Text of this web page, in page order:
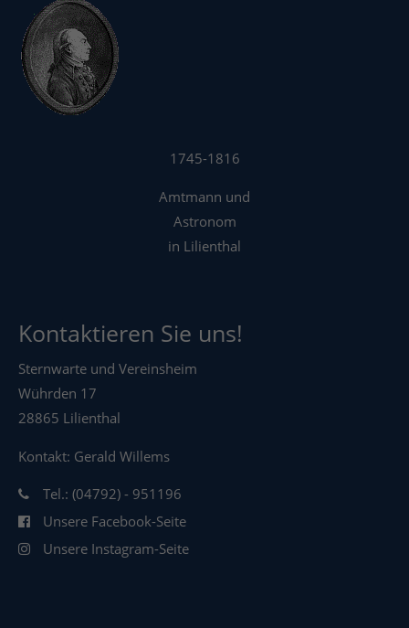
1745-1816
Amtmann und
Astronom
in Lilienthal
Kontaktieren Sie uns!
Sternwarte und Vereinsheim
Wührden 17
28865 Lilienthal
Kontakt: Gerald Willems
Tel.: (04792) - 951196
Unsere Facebook-Seite
Unsere Instagram-Seite